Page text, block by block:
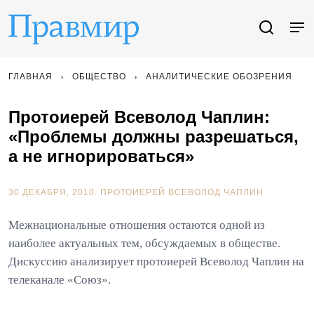
ГЛАВНАЯ ОБЩЕСТВО АНАЛИТИЧЕСКИЕ ОБОЗРЕНИЯ
Протоиерей Всеволод Чаплин:
«Проблемы должны разрешаться,
а не игнорироваться»
30 ДЕКАБРЯ, 2010. ПРОТОИЕРЕЙ ВСЕВОЛОД ЧАПЛИН
Межнациональные отношения остаются одной из
наиболее актуальных тем, обсуждаемых в обществе.
Дискуссию анализирует протоиерей Всеволод Чаплин на
телеканале «Союз».